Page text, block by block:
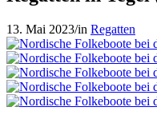
13. Mai 2023/in Regatten